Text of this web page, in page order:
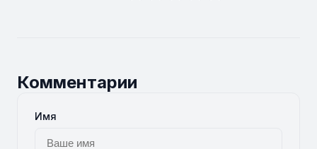
Комментарии
Имя